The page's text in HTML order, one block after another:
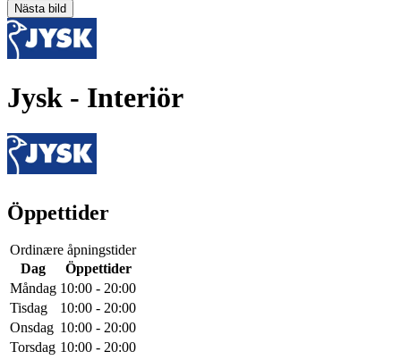
Nästa bild
Jysk - Interiör
Öppettider
Ordinære åpningstider
Dag
Öppettider
Måndag 10:00 - 20:00
Tisdag
10:00 - 20:00
Onsdag 10:00 - 20:00
Torsdag 10:00 - 20:00